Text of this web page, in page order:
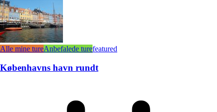
Alle mine tureAnbefalede turefeatured
Københavns havn rundt